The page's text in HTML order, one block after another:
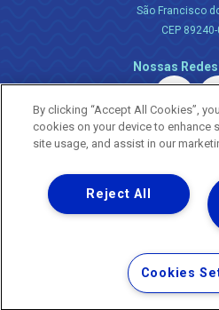
São Francisco
CEP
Nossas
Uma empresa
Copyright ® 2026 -
Nossa natureza
Termos Gerais de Uso
Política de Privacidade e
By clicking “Accept All Cookies”,
cookies on your device to enhance
site usage, and assist in our
Reject All
Cookies